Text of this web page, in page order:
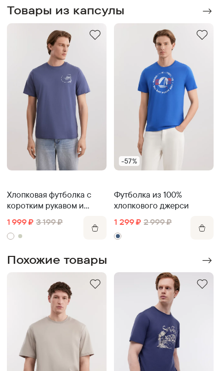
Товары из капсулы
Хлопковая футболка с
коротким рукавом и
1 999 ₽ 3 199 ₽
-57%
Футболка из 100%
хлопкового джерси
1 299 ₽ 2 999 ₽
Похожие товары